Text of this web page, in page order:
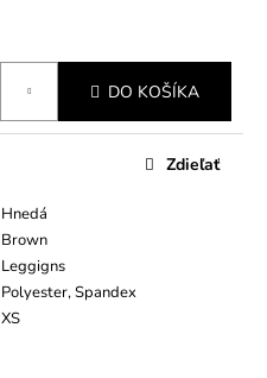
DO KOŠÍKA
Hnedá
Brown
Leggigns
Polyester, Spandex
XS
Zdieľať